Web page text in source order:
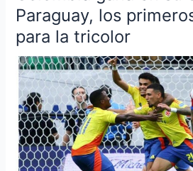
Paraguay, los
para la tricolor
gana
en
su
debut
a
Paraguay,
los
primeros
tres
puntos